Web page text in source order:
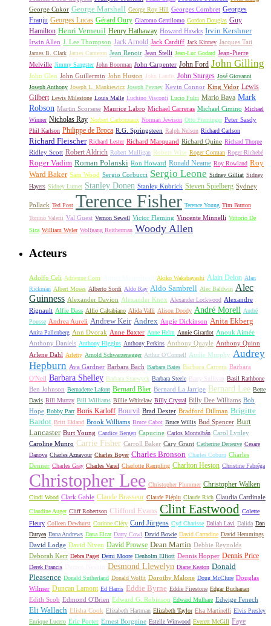
George Cukor George Marshall George Roy Hill Georges Combret Georges
Franju Georges Lucas Gérard Oury Giacomo Gentilomo Gordon Douglas Guy
Hamilton Henri Verneuil Henry Hathaway Howard Hawks Irvin Kershner
Irwin Allen J. Lee Thompson Jack Arnold Jack Cardiff Jack Kinney Jacques Tati
James B. Clark James Cameron Jean Renoir Jean Stelli Jean-Luc Godard Jean-Pierre
Melville Jimmy Sangster John Boorman John Carpenter John Ford John Gilling
John Glen John Guillermin John Huston John Landis John Sturges José Giovanni
Joseph Anthony Joseph L. Mankiewicz Joseph Pevney Kevin Connor King Vidor Lewis
Gilbert Lewis Milestone Louis Malle Luchino Visconti Lucio Fulci Mario Bava Mark
Robson Martin Scorsese Maurice Labro Michael Carreras Michael Cimino Michael
Winner Nicholas Ray Norbert Carbonnaux Norman Jewison Otto Preminger Peter Sasdy
Phil Karlson Philippe de Broca R.G. Springsteen Ralph Nelson Richard Carlson
Richard Fleischer Richard Lester Richard Marquand Richard Quine Richard Thorpe
Ridley Scott Robert Aldrich Robert Mulligan Robert Wise Roger Corman Roger Richebé
Roger Vadim Roman Polanski Ron Howard Ronald Neame Roy Rowland Roy
Ward Baker Sam Wood Sergio Corbucci Sergio Leone Sidney Gilliat Sidney
Hayers Sidney Lumet Stanley Donen Stanley Kubrick Steven Spielberg Sydney
Pollack Ted Post Terence Fisher Terence Young Tim Burton
Tonino Valerii Val Guest Vernon Sewell Victor Fleming Vincente Minnelli Vittorio De
Sica William Wyler Wolfgang Reitherman Woody Allen
Acteurs
Adolfo Celi Adrienne Corri Akiko Wakabayashi Alain Delon Alan
Rickman Albert Moses Alberto Sordi Aldo Ray Aldo Sambrell Alec Baldwin Alec
Guinness Alexander Davion Alexander Knox Alexander Lockwood Alexandre
Rignault Alfie Bass Alfio Caltabiano Alida Valli Alison Doody André Morell André
Pousse Andrea Aureli Andrew Keir Andrex Angie Dickinson Anita Ekberg
Anita Pallenberg Ann Dvorak Anne Baxter Anne Helm Annie Girardot Anouk Aimée
Anthony Daniels Anthony Higgins Anthony Perkins Anthony Quayle Anthony Quinn
Arlene Dahl Arletty Arnold Schwarzenegger Arthur O'Connell Audie Murphy Audrey
Hepburn Ava Gardner Barbara Bach Barbara Bates Barbara Carrera Barbara
O'Neil Barbara Shelley Barbara Stanwyck Barbara Steele Barry Sullivan Basil Rathbone
Ben Johnson Bernadette Lafont Bernard Blier Bernard La Jarrige Bernard Lee Bette
Davis Bill Murray Bill Williams Billie Whitelaw Billy Crystal Billy Dee Williams Bob
Hope Bobby Parr Boris Karloff Bourvil Brad Dexter Bradford Dillman Brigitte
Bardot Britt Ekland Brook Williams Bruce Cabot Bruce Willis Bud Spencer Burt
Lancaster Burt Young Candice Bergen Capucine Carlos Montalbán Carol Lynley
Caroline Munro Carrie Fisher Carroll Baker Cary Grant Catherine Deneuve Cesare
Danova Charles Aznavour Charles Boyer Charles Bronson Charles Coburn Charles
Denner Charles Gray Charles Vanel Charlotte Rampling Charlton Heston Christine Fabréga
Christopher Lee Christopher Plummer Christopher Walken
Cindi Wood Clark Gable Claude Brasseur Claude Piéplu Claude Rich Claudia Cardinale
Claudine Auger Cliff Robertson Clifford Evans Clint Eastwood Colette
Fleury Colleen Dewhurst Corinne Cléry Curd Jürgens Cyd Charisse Daliah Lavi Dalida Dan
Duryea Dana Andrews Dana Elcar Darry Cowl David Bowie David Carradine David Hemmings
David Lodge David Niven David Prowse Dean Martin Debbie Reynolds
Deborah Kerr Debra Paget Demi Moore Denholm Elliott Dennis Hopper Dennis Price
Derek Francis Desmond Llewelyn Diane Keaton Donald
Pleasence Donald Sutherland Donald Wolfit Dorothy Malone Doug McClure Douglas
Wilmer Duncan Lamont Ed Harris Eddie Byrne Eddie Firestone Edgar Buchanan
Edith Scob Edmond O'Brien Edward G. Robinson Edward Mulhare Edwige Fenech
Eli Wallach Elisha Cook Elizabeth Hartman Elizabeth Taylor Elsa Martinelli Elvis Presley
Enrique Lucero Eric Porter Ernest Borgnine Estelle Winwood Everett McGill Faye